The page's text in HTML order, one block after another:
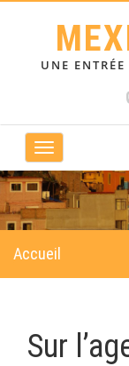
UNE
Toggle
navigation
Accueil
Sur